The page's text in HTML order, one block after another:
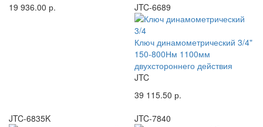
19 936.00 р.
JTC-6689
Ключ динамометрический 3/4"
150-800Нм 1100мм
двухстороннего действия
JTC
39 115.50 р.
JTC-6835K
JTC-7840